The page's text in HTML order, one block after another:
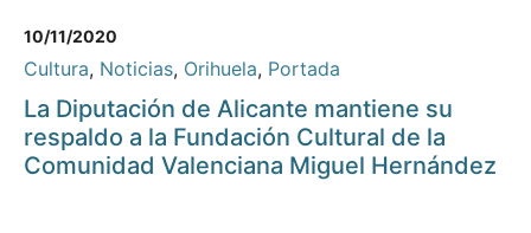
10/11/2020
Cultura, Noticias, Orihuela, Portada
La Diputación de Alicante mantiene su
respaldo a la Fundación Cultural de la
Comunidad Valenciana Miguel Hernández